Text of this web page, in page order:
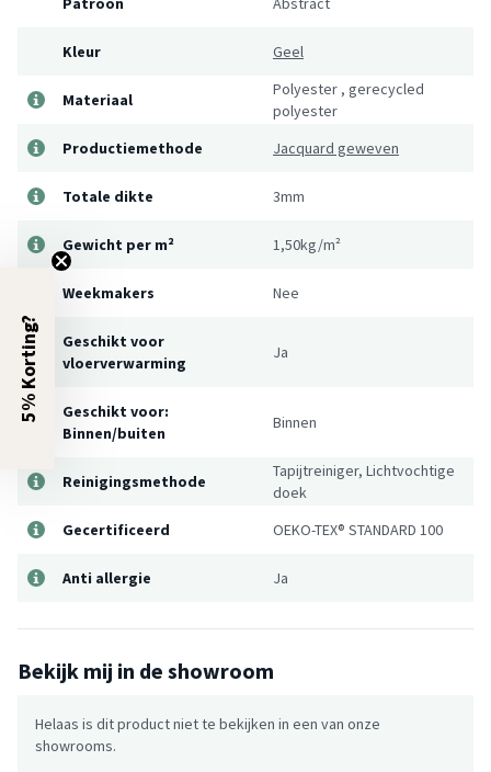
Kleur Geel
Materiaal
Polyester , gerecycled
polyester
Productiemethode
Jacquard geweven
Totale dikte 3mm
Gewicht per m² 1,50kg/m²
Weekmakers Nee
Geschikt voor
vloerverwarming
Ja
Geschikt voor:
Binnen/buiten
Binnen
Reinigingsmethode
Tapijtreiniger, Lichtvochtige
doek
Gecertificeerd
OEKO-TEX® STANDARD 100
Anti allergie Ja
Bekijk mij in de showroom
Helaas is dit product niet te bekijken in een van onze
showrooms.
5% Korting?